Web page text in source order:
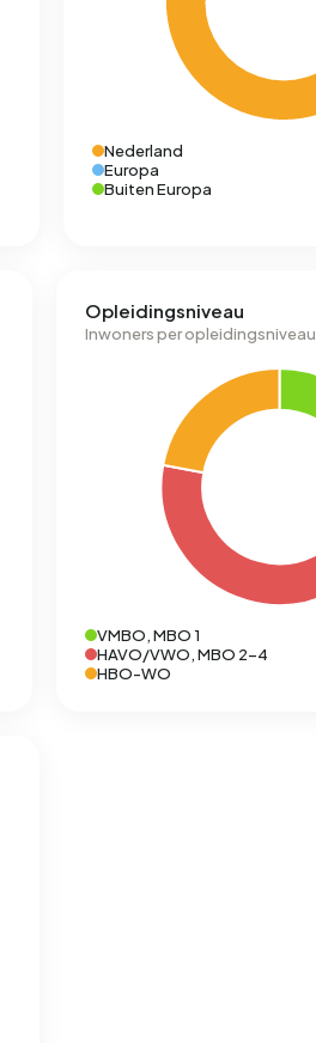
Nederland
Europa
Buiten Europa
Opleidingsniveau
Inwoners per opleidingsniveau
VMBO, MBO 1
HAVO/VWO, MBO 2-4
HBO-WO